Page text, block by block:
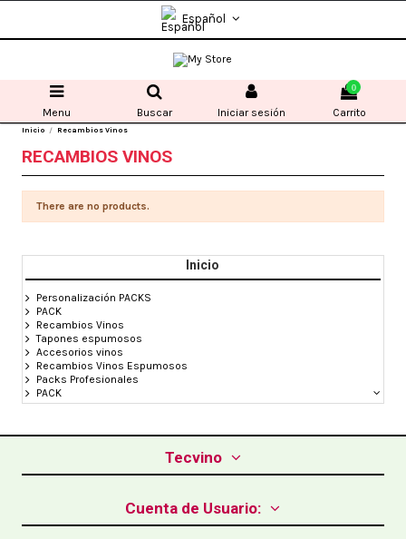
Español
Menu Buscar Iniciar sesión
0
Carrito
Inicio Recambios Vinos
RECAMBIOS VINOS
There are no products.
Inicio
Personalización PACKS
PACK
Recambios Vinos
Tapones espumosos
Accesorios vinos
Recambios Vinos Espumosos
Packs Profesionales
PACK
Tecvino
Cuenta de Usuario: